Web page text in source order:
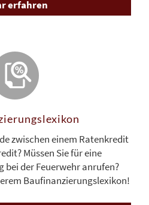
erfahren
zwischen einem Ratenkredit
Müssen Sie für eine
bei der Feuerwehr anrufen?
Baufinanzierungslexikon!